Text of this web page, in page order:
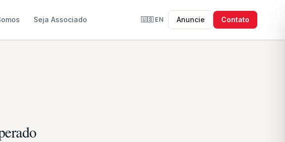
Seja Associado 🇺🇸 EN Anuncie Contato